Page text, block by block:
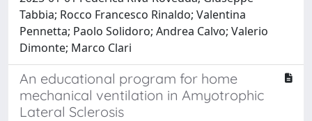
Tabbia; Rocco Francesco Rinaldo; Valentina
Pennetta; Paolo Solidoro; Andrea Calvo; Valerio
Dimonte; Marco Clari
An educational program for home
mechanical ventilation in Amyotrophic
Lateral Sclerosis